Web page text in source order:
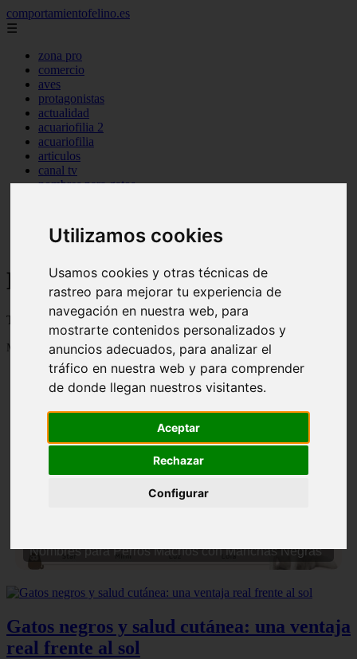
Utilizamos cookies
Usamos cookies y otras técnicas de
rastreo para mejorar tu experiencia de
navegación en nuestra web, para
mostrarte contenidos personalizados y
anuncios adecuados, para analizar el
tráfico en nuestra web y para comprender
de donde llegan nuestros visitantes.
Aceptar
Rechazar
Configurar
comportamientofelino.es
☰
zona pro
comercio
aves
protagonistas
actualidad
acuariofilia 2
acuariofilia
articulos
canal tv
nombres para gatos
uncategorized
zona pro
Blog sobre gatos
Todo sobre gatos, nombres de gatos y razas de gatos
Mostrando 1 - 24 de 2800 artículos
Nombres para Perros Machos con Manchas Negras
Gatos negros y salud cutánea: una ventaja
real frente al sol